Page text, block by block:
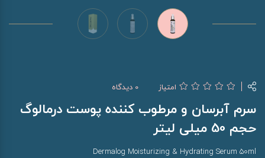
امتیاز 0 دیدگاه
سرم آبرسان و مرطوب کننده پوست درمالوگ
حجم 50 میلی لیتر
Dermalog Moisturizing & Hydrating Serum 50ml